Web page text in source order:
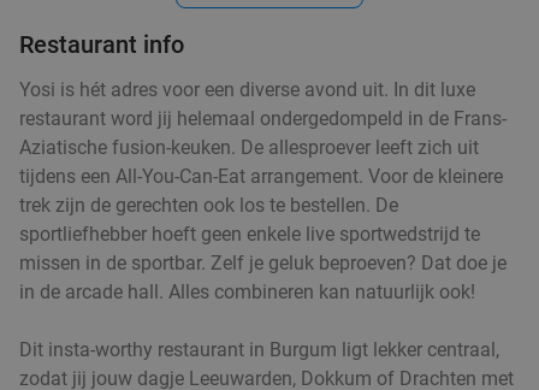
Restaurant info
Yosi is hét adres voor een diverse avond uit. In dit luxe
restaurant word jij helemaal ondergedompeld in de Frans-
Aziatische fusion-keuken. De allesproever leeft zich uit
tijdens een All-You-Can-Eat arrangement. Voor de kleinere
trek zijn de gerechten ook los te bestellen. De
sportliefhebber hoeft geen enkele live sportwedstrijd te
missen in de sportbar. Zelf je geluk beproeven? Dat doe je
in de arcade hall. Alles combineren kan natuurlijk ook!
Dit insta-worthy restaurant in Burgum ligt lekker centraal,
zodat jij jouw dagje Leeuwarden, Dokkum of Drachten met